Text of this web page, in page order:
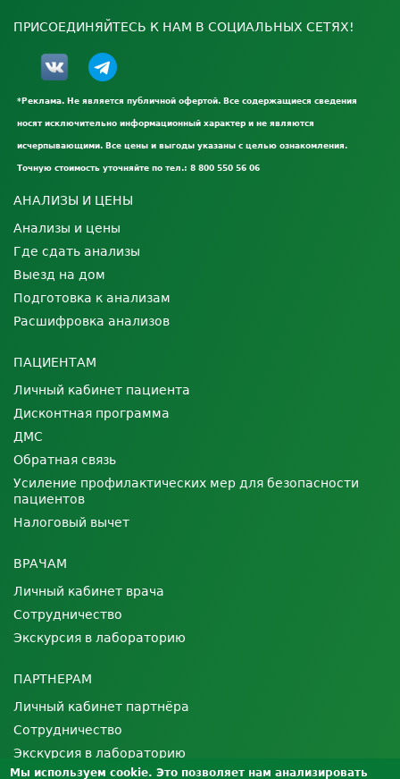
ПРИСОЕДИНЯЙТЕСЬ К НАМ В СОЦИАЛЬНЫХ СЕТЯХ!
*Реклама. Не является публичной офертой. Все содержащиеся сведения
носят исключительно информационный характер и не являются
исчерпывающими. Все цены и выгоды указаны с целью ознакомления.
Точную стоимость уточняйте по тел.: 8 800 550 56 06
АНАЛИЗЫ И ЦЕНЫ
Анализы и цены
Где сдать анализы
Выезд на дом
Подготовка к анализам
Расшифровка анализов
ПАЦИЕНТАМ
Личный кабинет пациента
Дисконтная программа
ДМС
Обратная связь
Усиление профилактических мер для безопасности
пациентов
Налоговый вычет
ВРАЧАМ
Личный кабинет врача
Сотрудничество
Экскурсия в лабораторию
ПАРТНЕРАМ
Личный кабинет партнёра
Сотрудничество
Экскурсия в лабораторию
Мы используем cookie. Это позволяет нам анализировать